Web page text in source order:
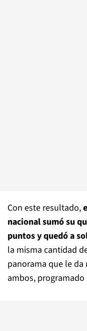
Con este resultado,
nacional sumó su
puntos y quedó a
la misma cantidad
panorama que le
ambos,